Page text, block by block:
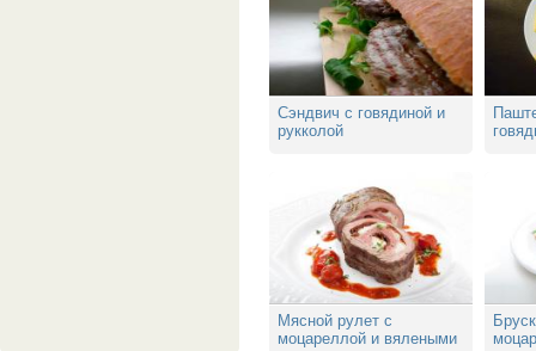
Сэндвич с говядиной и
рукколой
Мясной рулет с
моцареллой и вялеными